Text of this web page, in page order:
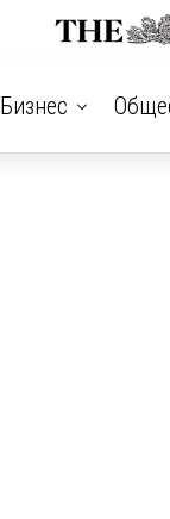
Бизнес